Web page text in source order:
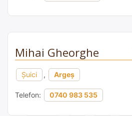
Mihai Gheorghe
Şuici , Argeș
Telefon: 0740 983 535